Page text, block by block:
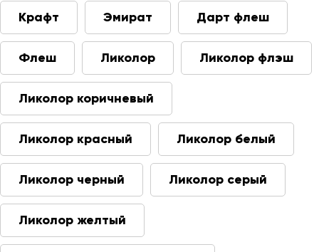
Крафт Эмират Дарт флеш
Флеш Ликолор Ликолор флэш
Ликолор коричневый
Ликолор красный Ликолор белый
Ликолор черный Ликолор серый
Ликолор желтый